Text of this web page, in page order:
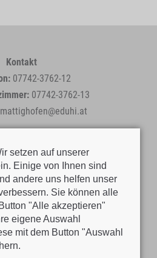
Kontakt
07742-3762-12
07742-3762-13
setzen auf unserer
Einige von Ihnen sind
andere uns helfen unser
Sie können alle
"Alle akzeptieren"
eigene Auswahl
mit dem Button "Auswahl